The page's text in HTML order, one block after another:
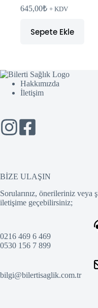
645,00₺ + KDV
Sepete Ekle
Hakkımızda
İletişim
BİZE ULAŞIN
Sorularınız, önerileriniz
iletişime geçebilirsiniz;
0216 469 6 469
0530 156 7 899
bilgi@bilertisaglik.com.tr